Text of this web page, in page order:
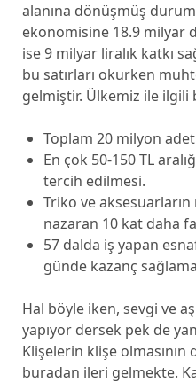
alanına dönüşmüş
ekonomisine 18.9 milyar
ise 9 milyar liralık katkı
bu satırları okurken
gelmiştir. Ülkemiz ile ilgili
Toplam 20 milyon adet
En çok 50-150 TL
tercih edilmesi.
Triko ve
nazaran 10 kat daha
57 dalda iş yapan
günde kazanç
Hal böyle iken, sevgi ve
yapıyor dersek pek de
Klişelerin klişe olmasının
buradan ileri gelmekte.